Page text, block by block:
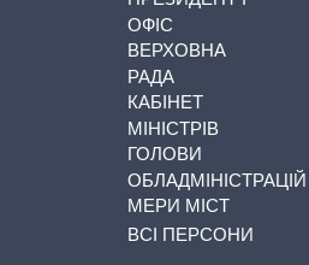
ОФІС
ВЕРХОВНА
РАДА
КАБІНЕТ
МІНІСТРІВ
ГОЛОВИ
ОБЛАДМІНІСТРАЦІЙ
МЕРИ МІСТ
ВСІ ПЕРСОНИ